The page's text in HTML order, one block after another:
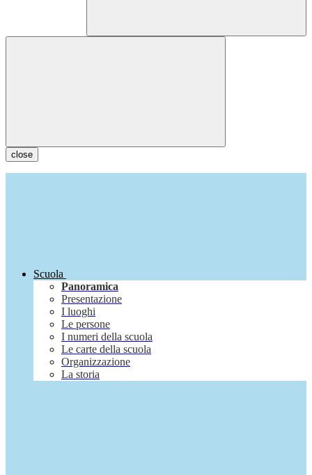
close
Scuola
Panoramica
Presentazione
I luoghi
Le persone
I numeri della scuola
Le carte della scuola
Organizzazione
La storia